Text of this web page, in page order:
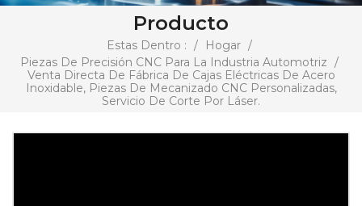
Producto
Estas Dentro : / Hogar /
Piezas De Precisión CNC Para La Industria Automotriz /
Venta Directa De Fábrica De Cajas Eléctricas De Acero
Inoxidable, Piezas De Mecanizado CNC Personalizadas,
Servicio De Corte Por Láser.